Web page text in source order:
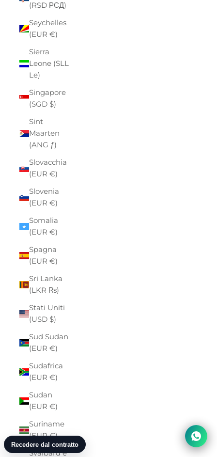
(RSD РСД)
Seychelles
(EUR €)
Sierra
Leone (SLL
Le)
Singapore
(SGD $)
Sint
Maarten
(ANG ƒ)
Slovacchia
(EUR €)
Slovenia
(EUR €)
Somalia
(EUR €)
Spagna
(EUR €)
Sri Lanka
(LKR ₨)
Stati Uniti
(USD $)
Sud Sudan
(EUR €)
Sudafrica
(EUR €)
Sudan
(EUR €)
Suriname
(EUR €)
Svalbard e